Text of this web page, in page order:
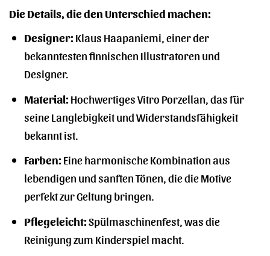
Die Details, die den Unterschied machen:
Designer:Klaus Haapaniemi, einer der
bekanntesten finnischen Illustratoren und
Designer.
Material:Hochwertiges Vitro Porzellan, das für
seine Langlebigkeit und Widerstandsfähigkeit
bekannt ist.
Farben:Eine harmonische Kombination aus
lebendigen und sanften Tönen, die die Motive
perfekt zur Geltung bringen.
Pflegeleicht:Spülmaschinenfest, was die
Reinigung zum Kinderspiel macht.